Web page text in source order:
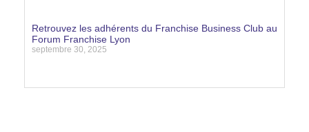
Retrouvez les adhérents du Franchise Business Club au
Forum Franchise Lyon
septembre 30, 2025